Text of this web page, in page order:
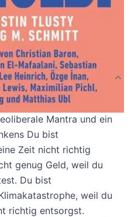
deinem Unglück!“ Ein
Mantra und ein
Du bist
Zeit nicht richtig
genug Geld, weil du
Du bist
weil du
richtig entsorgst.